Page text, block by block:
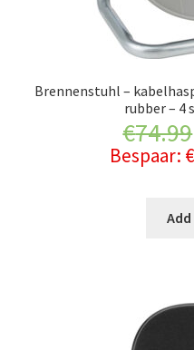
Brennenstuhl –
rubber – 4
€74.99
Bespaar: €